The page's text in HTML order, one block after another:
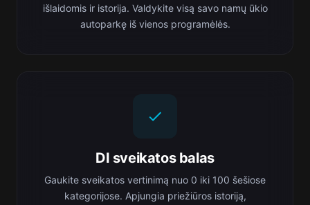
išlaidomis ir istorija. Valdykite visą savo namų ūkio
autoparkę iš vienos programėlės.
DI sveikatos balas
Gaukite sveikatos vertinimą nuo 0 iki 100 šešiose
kategorijose. Apjungia priežiūros istoriją,